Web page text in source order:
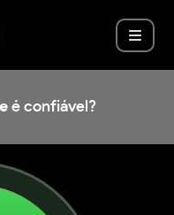
é confiável?